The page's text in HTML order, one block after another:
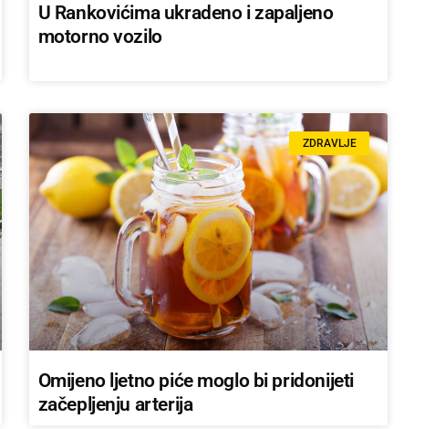
U Rankovićima ukradeno i zapaljeno
motorno vozilo
ZDRAVLJE
Omijeno ljetno piće moglo bi pridonijeti
začepljenju arterija